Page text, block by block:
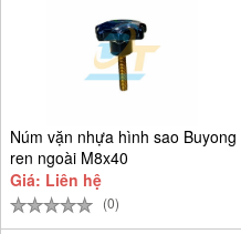
Núm vặn nhựa hình sao Buyong
ren ngoài M8x40
Giá: Liên hệ
(0)